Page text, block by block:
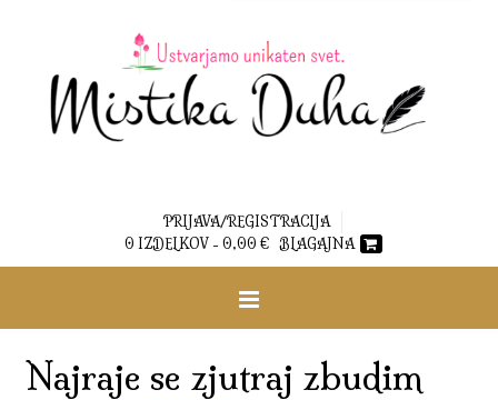
PRIJAVA/REGISTRACIJA
0 IZDELKOV - 0,00 € BLAGAJNA
Najraje se zjutraj zbudim